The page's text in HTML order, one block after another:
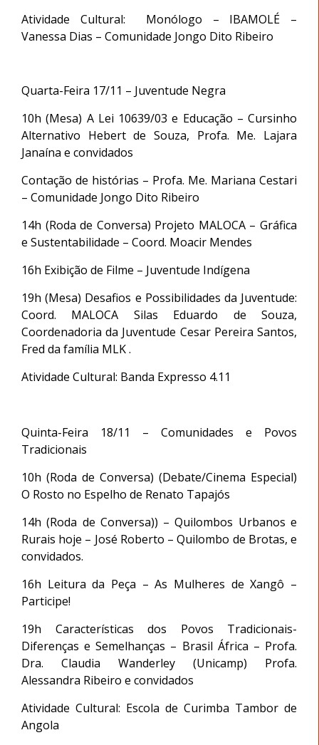
Atividade Cultural: Monólogo – IBAMOLÉ –
Vanessa Dias – Comunidade Jongo Dito Ribeiro
Quarta-Feira 17/11 – Juventude Negra
10h (Mesa) A Lei 10639/03 e Educação – Cursinho
Alternativo Hebert de Souza, Profa. Me. Lajara
Janaína e convidados
Contação de histórias – Profa. Me. Mariana Cestari
– Comunidade Jongo Dito Ribeiro
14h (Roda de Conversa) Projeto MALOCA – Gráfica
e Sustentabilidade – Coord. Moacir Mendes
16h Exibição de Filme – Juventude Indígena
19h (Mesa) Desafios e Possibilidades da Juventude:
Coord. MALOCA Silas Eduardo de Souza,
Coordenadoria da Juventude Cesar Pereira Santos,
Fred da família MLK .
Atividade Cultural: Banda Expresso 4.11
Quinta-Feira 18/11 – Comunidades e Povos
Tradicionais
10h (Roda de Conversa) (Debate/Cinema Especial)
O Rosto no Espelho de Renato Tapajós
14h (Roda de Conversa)) – Quilombos Urbanos e
Rurais hoje – José Roberto – Quilombo de Brotas, e
convidados.
16h Leitura da Peça – As Mulheres de Xangô –
Participe!
19h Características dos Povos Tradicionais-
Diferenças e Semelhanças – Brasil África – Profa.
Dra. Claudia Wanderley (Unicamp) Profa.
Alessandra Ribeiro e convidados
Atividade Cultural: Escola de Curimba Tambor de
Angola